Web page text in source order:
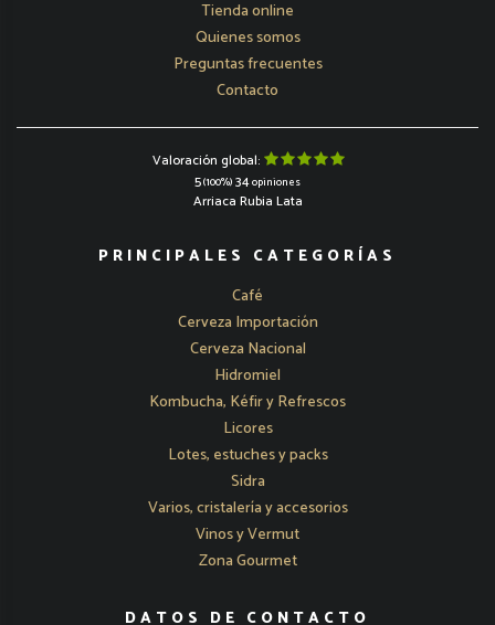
Tienda online
Quienes somos
Preguntas frecuentes
Contacto
Valoración global:
5(100%)34opiniones
Arriaca Rubia Lata
PRINCIPALES CATEGORÍAS
Café
Cerveza Importación
Cerveza Nacional
Hidromiel
Kombucha, Kéfir y Refrescos
Licores
Lotes, estuches y packs
Sidra
Varios, cristalería y accesorios
Vinos y Vermut
Zona Gourmet
DATOS DE CONTACTO